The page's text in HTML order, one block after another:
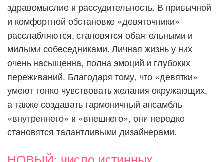
здравомыслие и рассудительность. В привычной
и комфортной обстановке «девяточники»
расслабляются, становятся обаятельными и
милыми собеседниками. Личная жизнь у них
очень насыщенна, полна эмоций и глубоких
переживаний. Благодаря тому, что «девятки»
умеют тонко чувствовать желания окружающих,
а также создавать гармоничный ансамбль
«внутреннего» и «внешнего», они нередко
становятся талантливыми дизайнерами.